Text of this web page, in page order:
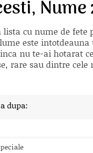
lista cu nume de fete
este
nu te-ai hotarat
rare sau dintre
dupa: